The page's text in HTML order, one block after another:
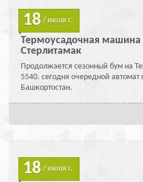
18/ июля г.
Термоусадочная машина
Стерлитамак
Продолжается сезонный бум на
5540. сегодня очередной автомат
Башкортостан.
18/ июля г.